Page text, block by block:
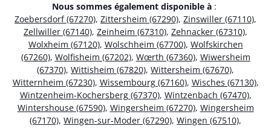
Nous sommes également disponible à :
Zoebersdorf (67270), Zittersheim (67290), Zinswiller (67110),
Zellwiller (67140), Zeinheim (67310), Zehnacker (67310),
Wolxheim (67120), Wolschheim (67700), Wolfskirchen
(67260), Wolfisheim (67202), Wœrth (67360), Wiwersheim
(67370), Wittisheim (67820), Wittersheim (67670),
Witternheim (67230), Wissembourg (67160), Wisches (67130),
Wintzenheim-Kochersberg (67370), Wintzenbach (67470),
Wintershouse (67590), Wingersheim (67270), Wingersheim
(67170), Wingen-sur-Moder (67290), Wingen (67510),